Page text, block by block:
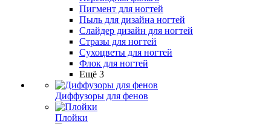
Пигмент для ногтей
Пыль для дизайна ногтей
Слайдер дизайн для ногтей
Стразы для ногтей
Сухоцветы для ногтей
Флок для ногтей
Ещё 3
Диффузоры для фенов
Плойки